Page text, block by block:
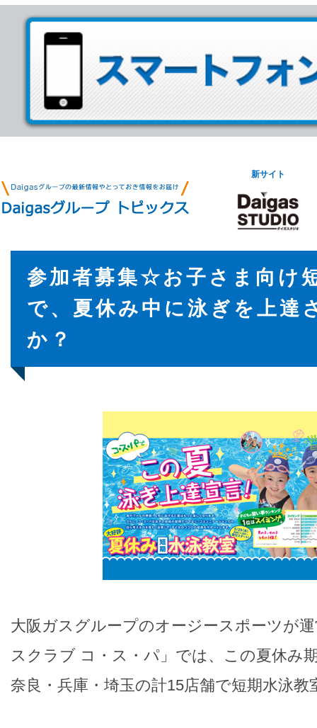
新サイト
参加者募集☆お子さま向け
で、夏休み中に泳ぎを上達
か？
大阪ガスグループのオージースポーツが
スクラブ コ・ス・パ」では、この夏休み
奈良・兵庫・埼玉の計15店舗で短期水泳